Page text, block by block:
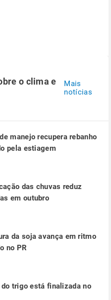
o clima e
Mais
notícias
manejo recupera rebanho
pela estiagem
das chuvas reduz
em outubro
da soja avança em ritmo
no PR
trigo está finalizada no